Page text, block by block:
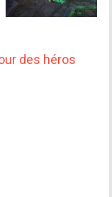
des héros